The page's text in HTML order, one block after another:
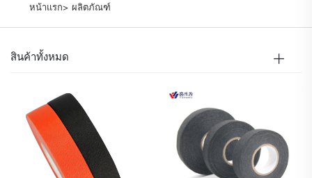
หน้าแรก> ผลิตภัณฑ์
สินค้าทั้งหมด